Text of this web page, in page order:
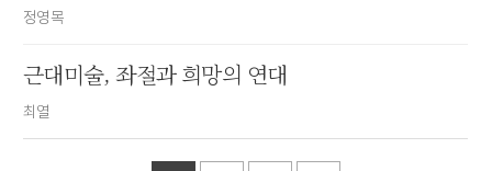
정영목
근대미술, 좌절과 희망의 연대
최열